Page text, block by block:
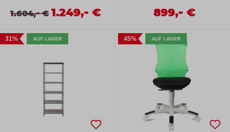
Verkaufspreis:
Regulärer Preis:
1.604,-€ Verkaufspreis:
1.249,- € Regulärer Preis:
Verkaufspreis:
899,- €
31% 45%